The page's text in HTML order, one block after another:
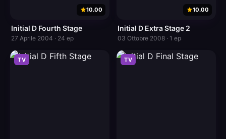
10.00
Initial D Fourth Stage
27 Aprile 2004 · 24 ep
10.00
Initial D Extra Stage 2
03 Ottobre 2008 · 1 ep
TV TV